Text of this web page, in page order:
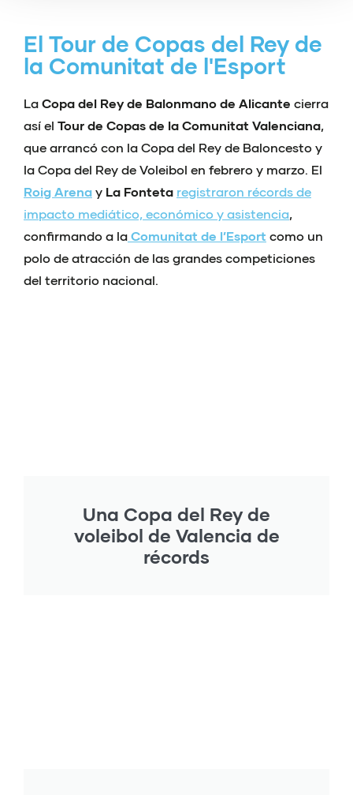
El Tour de Copas del Rey de
la Comunitat de l'Esport
La Copa del Rey de Balonmano de Alicante cierra
así el Tour de Copas de la Comunitat Valenciana
que arrancó con la Copa del Rey de Baloncesto y
la Copa del Rey de Voleibol en febrero y marzo. El
Roig Arena y La Fonteta registraron récords de
impacto mediático, económico y asistencia
confirmando a la Comunitat de l’Esport como un
polo de atracción de las grandes competiciones
del territorio nacional.
Una Copa del Rey de
voleibol de Valencia de
récords